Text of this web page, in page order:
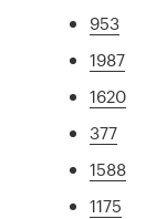
953
1987
1620
377
1588
1175